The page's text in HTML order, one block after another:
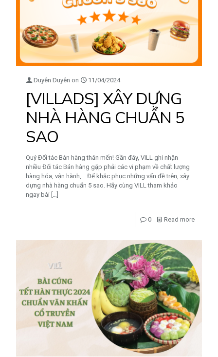
Duyên Duyên on 11/04/2024
[VILLADS] XÂY DỰNG
NHÀ HÀNG CHUẨN 5
SAO
Quý Đối tác Bán hàng thân mến! Gần đây, VILL ghi nhận
nhiều Đối tác Bán hàng gặp phải các vi phạm về chất lượng
hàng hóa, vận hành,… Để khắc phục những vấn đề trên, xây
dựng nhà hàng chuẩn 5 sao. Hãy cùng VILL tham khảo
ngay bài
0 Read more